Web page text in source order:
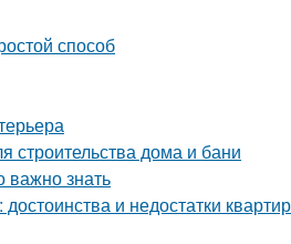
способ
строительства дома и бани
знать
и недостатки